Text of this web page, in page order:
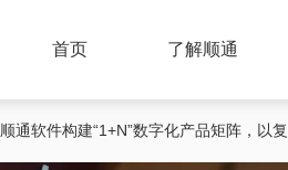
首页 了解顺通
顺通软件构建“1+N”数字化产品矩阵，以